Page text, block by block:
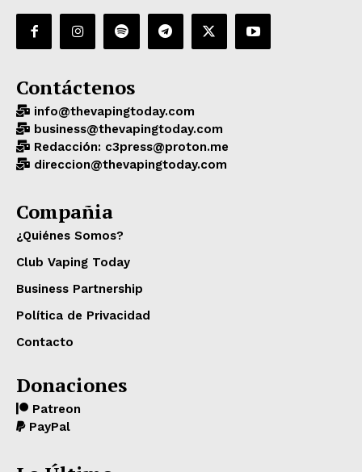
Contáctenos
info@thevapingtoday.com
business@thevapingtoday.com
Redacción: c3press@proton.me
direccion@thevapingtoday.com
Compañia
¿Quiénes Somos?
Club Vaping Today
Business Partnership
Política de Privacidad
Contacto
Donaciones
Patreon
PayPal